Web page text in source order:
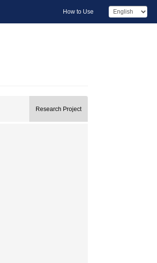
How to Use
Research Project